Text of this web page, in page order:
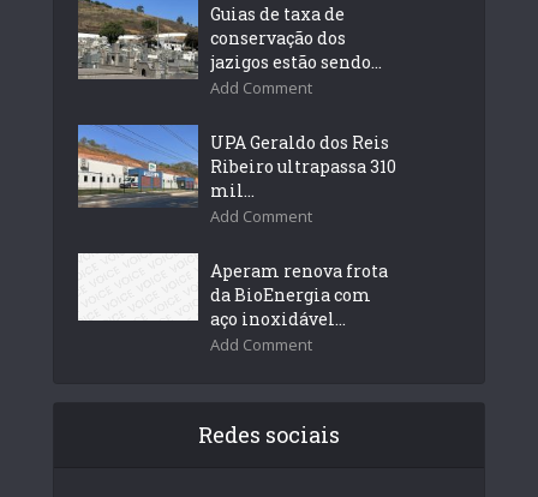
Guias de taxa de
conservação dos
jazigos estão sendo...
Add Comment
UPA Geraldo dos Reis
Ribeiro ultrapassa 310
mil...
Add Comment
Aperam renova frota
da BioEnergia com
aço inoxidável...
Add Comment
Redes sociais